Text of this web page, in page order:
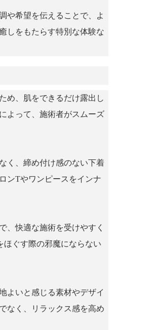
や希望を伝えることで、よ
しをもたらす特別な体験な
め、肌をできるだけ露出し
よって、施術者がスムーズ
く、締め付け感のない下着
ンTやワンピースをインナ
、快適な施術を受けやすく
ほぐす際の邪魔にならない
よいと感じる素材やデザイ
なく、リラックス感を高め